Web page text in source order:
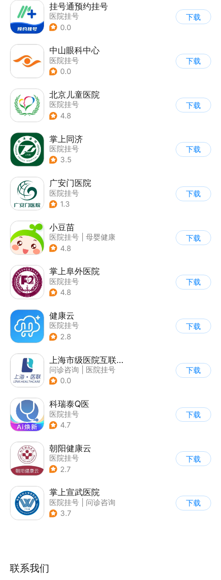
挂号通预约挂号
医院挂号
0.0
下载
中山眼科中心
医院挂号
0.0
下载
北京儿童医院
医院挂号
4.8
下载
掌上同济
医院挂号
3.5
下载
广安门医院
医院挂号
1.3
下载
小豆苗
医院挂号
母婴健康
4.8
下载
掌上阜外医院
医院挂号
4.8
下载
健康云
医院挂号
2.8
下载
上海市级医院互联网总平台
问诊咨询
医院挂号
| 运动社区
0.0
下载
科瑞泰Q医
医院挂号
4.7
下载
朝阳健康云
医院挂号
2.7
下载
掌上宣武医院
医院挂号
问诊咨询
3.7
下载
联系我们